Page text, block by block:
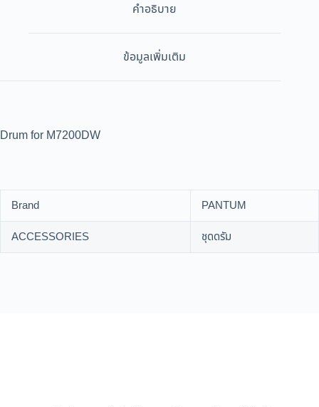
คำอธิบาย
ข้อมูลเพิ่มเติม
Drum for M7200DW
Brand
PANTUM
ACCESSORIES
ชุดดรัม